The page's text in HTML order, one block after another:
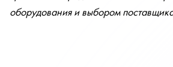
оборудования и выбором